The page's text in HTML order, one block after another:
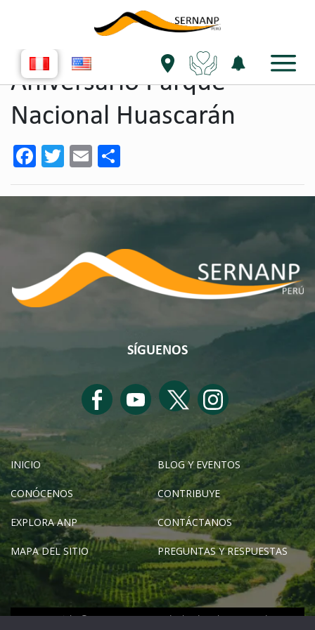
single evento
Aniversario Parque
Nacional Huascarán
Facebook
TwitterEmail
SÍGUENOS
INICIO BLOG Y EVENTOS
CONÓCENOS CONTRIBUYE
EXPLORA ANP CONTÁCTANOS
MAPA DEL SITIO PREGUNTAS Y RESPUESTAS